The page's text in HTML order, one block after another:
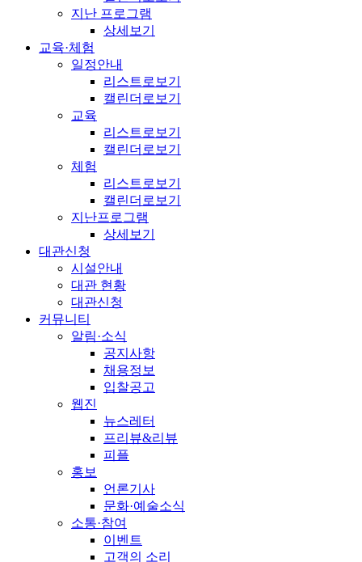
지난 프로그램
상세보기
교육·체험
일정안내
리스트로보기
캘린더로보기
교육
리스트로보기
캘린더로보기
체험
리스트로보기
캘린더로보기
지난프로그램
상세보기
대관신청
시설안내
대관 현황
대관신청
커뮤니티
알림·소식
공지사항
채용정보
입찰공고
웹진
뉴스레터
프리뷰&리뷰
피플
홍보
언론기사
문화·예술소식
소통·참여
이벤트
고객의 소리